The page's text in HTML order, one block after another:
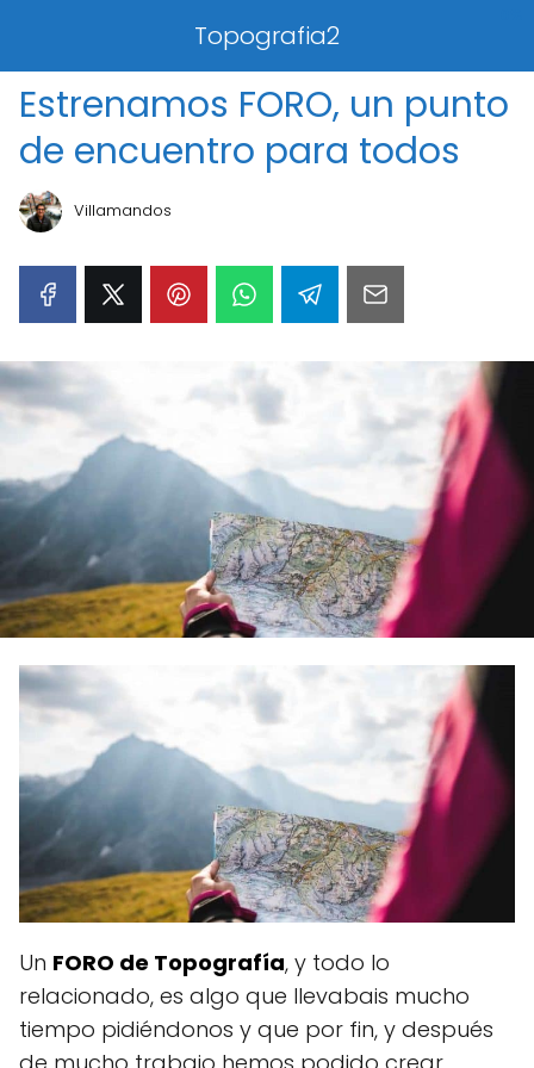
Topografia2
Estrenamos FORO, un punto
de encuentro para todos
Villamandos
Un FORO de Topografía, y todo lo
relacionado, es algo que llevabais mucho
tiempo pidiéndonos y que por fin, y después